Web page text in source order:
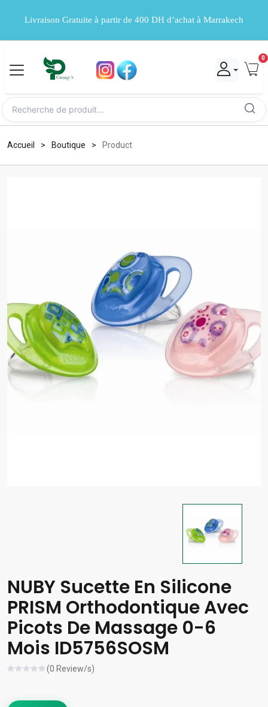
Livraison Gratuite à partir de 400 DH d’achat à Marrakech
0
Accueil Boutique Product
NUBY Sucette En Silicone
PRISM Orthodontique Avec
Picots De Massage 0-6
Mois ID5756SOSM
(0 Review/s)